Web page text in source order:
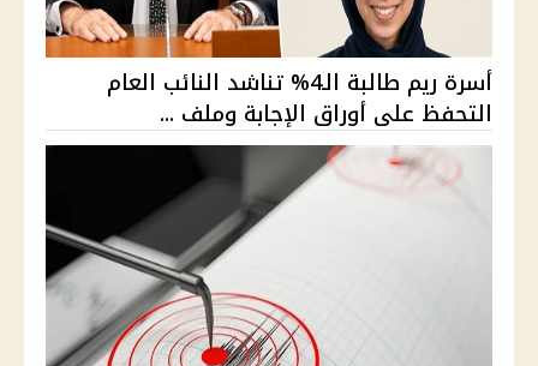
أسرة ريم طالبة الـ4% تناشد النائب العام
التحفظ على أوراق الإجابة وملف ...